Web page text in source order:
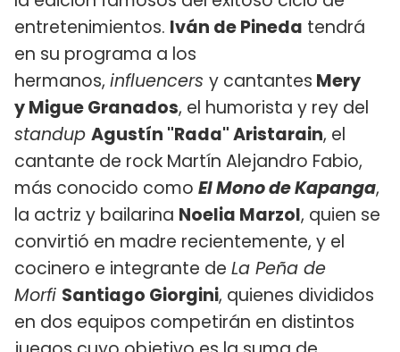
entretenimientos. Iván de Pineda tendrá
en su programa a los
hermanos, influencers y cantantes Mery
y Migue Granados, el humorista y rey del
standup Agustín "Rada" Aristarain, el
cantante de rock Martín Alejandro Fabio, ​
más conocido como El Mono de Kapanga,
la actriz y bailarina Noelia Marzol, quien se
convirtió en madre recientemente, y el
cocinero e integrante de La Peña de
Morfi Santiago Giorgini, quienes divididos
en dos equipos competirán en distintos